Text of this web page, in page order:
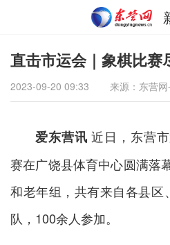
直击市运会｜象棋比赛
2023-09-20 09:33 来源：东营
爱东营讯 近日，东营
赛在广饶县体育中心圆满落
和老年组，共有来自各县区
队，100余人参加。